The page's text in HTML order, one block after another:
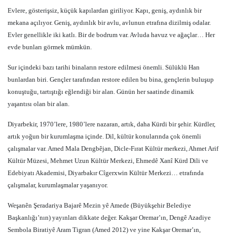
Evlere, gösterişsiz, küçük kapılardan giriliyor. Kapı, geniş, aydınlık bir
mekana açılıyor. Geniş, aydınlık bir avlu, avlunun etrafına dizilmiş odalar.
Evler genellikle iki katlı. Bir de bodrum var. Avluda havuz ve ağaçlar… Her
evde bunları görmek mümkün.
Sur içindeki bazı tarihi binaların restore edilmesi önemli. Sülüklü Han
bunlardan biri. Gençler tarafından restore edilen bu bina, gençlerin buluşup
konuştuğu, tartıştığı eğlendiği bir alan. Günün her saatinde dinamik
yaşantısı olan bir alan.
Diyarbekir, 1970’lere, 1980’lere nazaran, artık, daha Kürdi bir şehir. Kürdler,
artık yoğun bir kurumlaşma içinde. Dil, kültür konularında çok önemli
çalışmalar var. Amed Mala Dengbêjan, Dicle-Fırat Kültür merkezi, Ahmet Arif
Kültür Müzesi, Mehmet Uzun Kültür Merkezi, Ehmedê Xanî Kürd Dili ve
Edebiyatı Akademisi, Diyarbakır Cîgerxwin Kültür Merkezi… etrafında
çalışmalar, kurumlaşmalar yaşanıyor.
Weşanên Şeradariya Bajarê Mezin yê Amede (Büyükşehir Belediye
Başkanlığı’nın) yayınları dikkate değer. Kakşar Oremar’ın, Dengê Azadiye
Sembola Biratiyê Aram Tigran (Amed 2012) ve yine Kakşar Oremar’ın,